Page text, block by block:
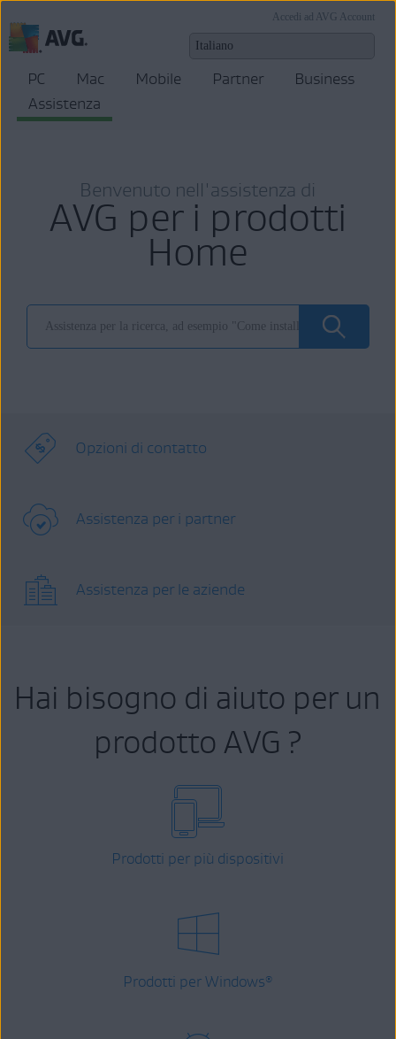
Accedi ad AVG Account
PC Mac Mobile Partner
Business
Assistenza
Benvenuto nell'assistenza di
AVG per i prodotti
Home
Opzioni di contatto
Assistenza per i partner
Assistenza per le aziende
Hai bisogno di aiuto per un
prodotto AVG ?
Prodotti per più dispositivi
Prodotti per Windows®